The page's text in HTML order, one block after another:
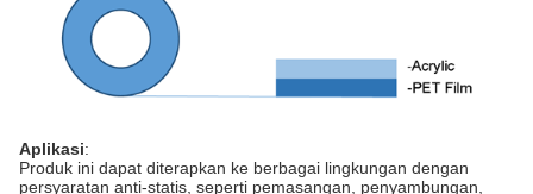
Aplikasi:
Produk ini dapat diterapkan ke berbagai lingkungan dengan
persyaratan anti-statis, seperti pemasangan, penyambungan,